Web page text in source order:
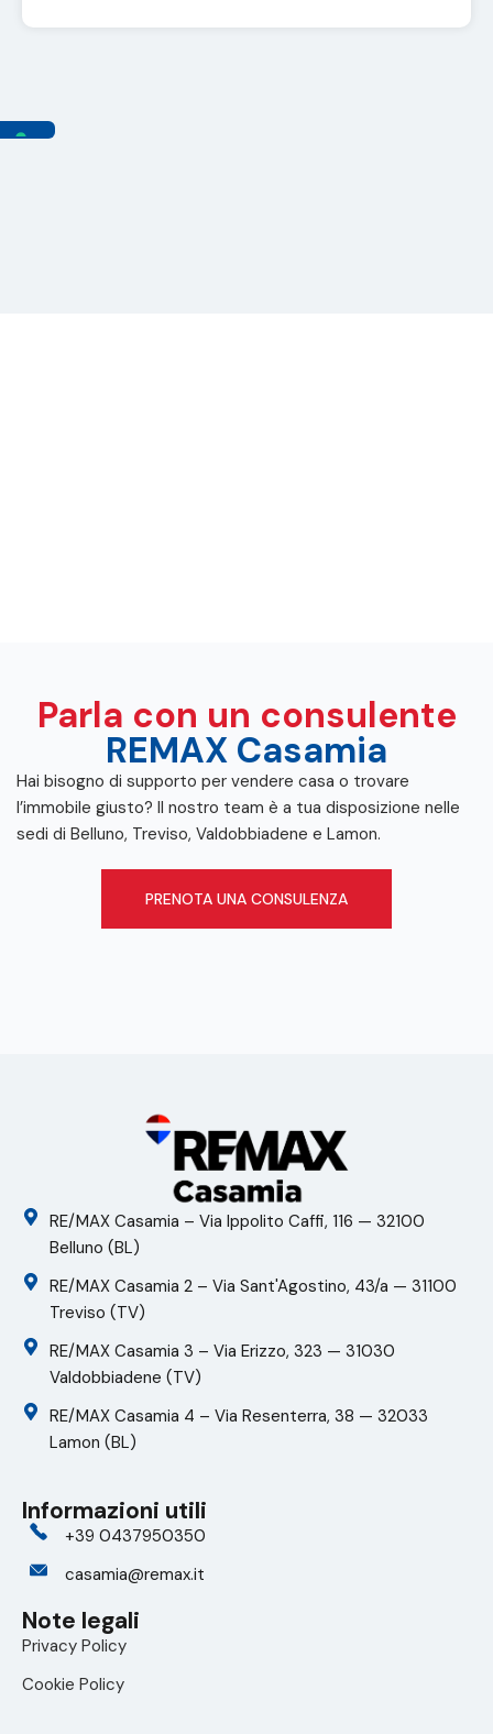
Parla con un consulente
REMAX Casamia
Hai bisogno di supporto per vendere casa o trovare
l’immobile giusto? Il nostro team è a tua disposizione nelle
sedi di Belluno, Treviso, Valdobbiadene e Lamon.
PRENOTA UNA CONSULENZA
RE/MAX Casamia – Via Ippolito Caffi, 116 — 32100
Belluno (BL)
RE/MAX Casamia 2 – Via Sant'Agostino, 43/a — 31100
Treviso (TV)
RE/MAX Casamia 3 – Via Erizzo, 323 — 31030
Valdobbiadene (TV)
RE/MAX Casamia 4 – Via Resenterra, 38 — 32033
Lamon (BL)
Informazioni utili
+39 0437950350
casamia@remax.it
Note legali
Privacy Policy
Cookie Policy